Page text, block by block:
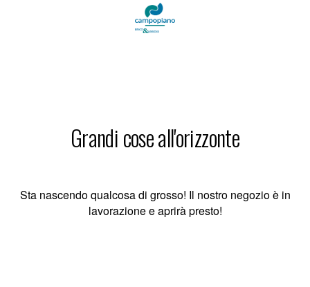
Grandi cose all'orizzonte
Sta nascendo qualcosa di grosso! Il nostro negozio è in
lavorazione e aprirà presto!